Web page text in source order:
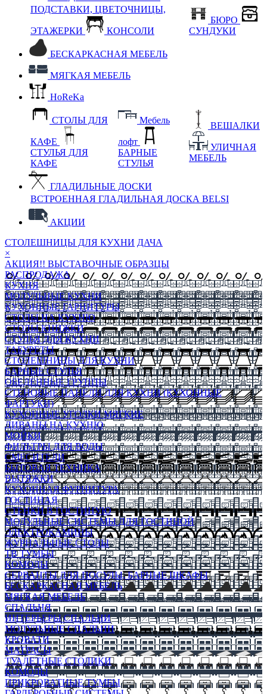
ПОДСТАВКИ, ЦВЕТОЧНИЦЫ,
ЭТАЖЕРКИ КОНСОЛИ
БЮРО
СУНДУКИ
БЕСКАРКАСНАЯ МЕБЕЛЬ
МЯГКАЯ МЕБЕЛЬ
HoReKa
СТОЛЫ ДЛЯ
КАФЕ
СТУЛЬЯ ДЛЯ
КАФЕ
Мебель
лофт
БАРНЫЕ
СТУЛЬЯ
ВЕШАЛКИ
УЛИЧНАЯ
МЕБЕЛЬ
ГЛАДИЛЬНЫЕ ДОСКИ
ВСТРОЕННАЯ ГЛАДИЛЬНАЯ ДОСКА BELSI
АКЦИИ
СТОЛЕШНИЦЫ ДЛЯ КУХНИ ДАЧА
×
АКЦИЯ!! ВЫСТАВОЧНЫЕ ОБРАЗЦЫ
РАСПРОДАЖА
КУХНЯ
МОДУЛЬНЫЕ КУХНИ
КУХОННЫЕ ГАРНИТУРЫ
СТОЛЫ НА КУХНЮ
СТОЛЫ КНИЖКИ
СТУЛЬЯ ДЛЯ КУХНИ
ТАБУРЕТЫ
СТОЛЕШНИЦЫ ДЛЯ КУХНИ
БАРНЫЕ СТУЛЬЯ
ОБЕДЕННЫЕ ГРУППЫ
СТЕНОВЫЕ ПАНЕЛИ ДЛЯ КУХНИ (КУХОННЫЕ
ФАРТУКИ)
КУХОННЫЕ УГОЛКИ МЯГКИЕ
ДИВАНЫ НА КУХНЮ
МОЙКИ
ФИЛЬТРЫ ДЛЯ ВОДЫ
СМЕСИТЕЛИ
БЫТОВАЯ ТЕХНИКА
ВЫТЯЖКИ
КУХОННАЯ ФУРНИТУРА
ГОСТИНАЯ
СТЕНКИ В ГОСТИНУЮ
МОДУЛЬНЫЕ СИСТЕМЫ ДЛЯ ГОСТИНОЙ
ЭЛЕКТРОКАМИНЫ
ЖУРНАЛЬНЫЕ СТОЛЫ
ТВ ТУМБЫ
КОМОДЫ
СЕРВАНТЫ ДЛЯ ПОСУДЫ, БАРНЫЕ ШКАФЫ
БЕСКАРКАСНАЯ МЕБЕЛЬ
МЯГКАЯ МЕБЕЛЬ
СПАЛЬНЯ
ИНТЕРЬЕРЫ СПАЛЬНИ
МОДУЛЬНЫЕ СПАЛЬНИ
КРОВАТИ
МАТРАСЫ
ТУАЛЕТНЫЕ СТОЛИКИ
КОМОДЫ
ПРИКРОВАТНЫЕ ТУМБЫ